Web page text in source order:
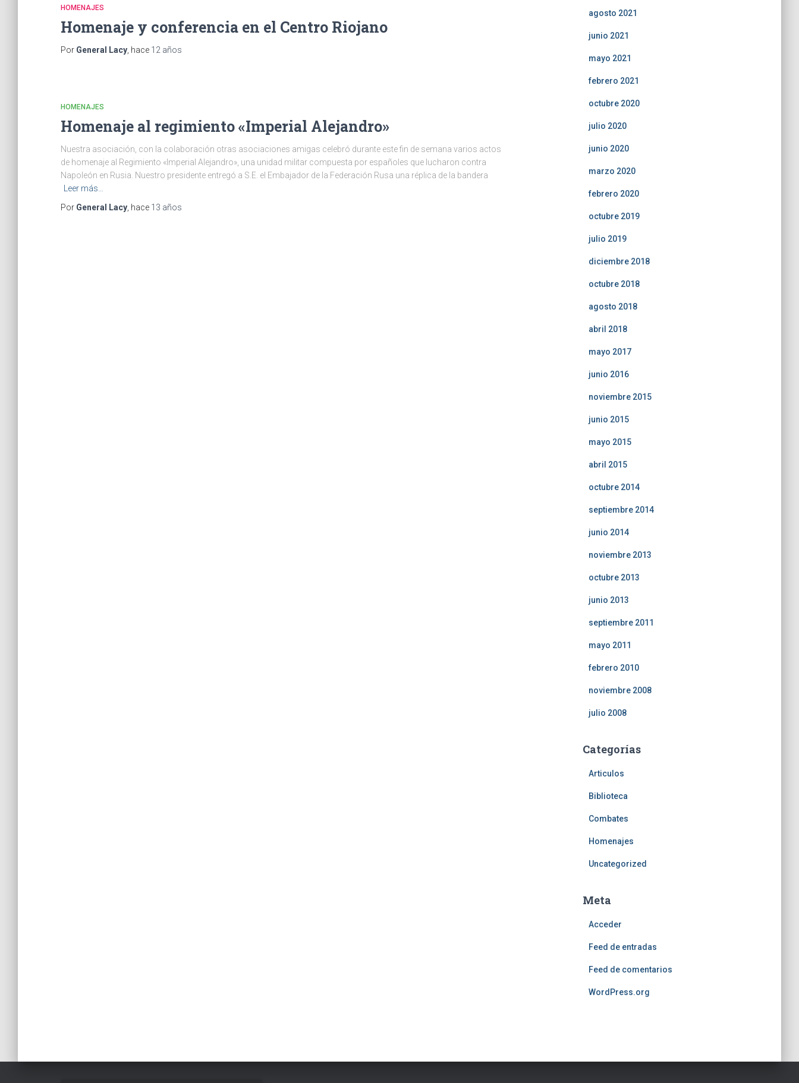
HOMENAJES
Homenaje y conferencia en el Centro Riojano
Por General Lacy , hace 12 años
HOMENAJES
Homenaje al regimiento «Imperial Alejandro»
Nuestra asociación, con la colaboración otras asociaciones amigas celebró durante este fin de semana varios actos
de homenaje al Regimiento «Imperial Alejandro», una unidad militar compuesta por españoles que lucharon contra
Napoleón en Rusia. Nuestro presidente entregó a S.E. el Embajador de la Federación Rusa una réplica de la bandera
Leer más…
Por General Lacy , hace 13 años
agosto 2021
junio 2021
mayo 2021
febrero 2021
octubre 2020
julio 2020
junio 2020
marzo 2020
febrero 2020
octubre 2019
julio 2019
diciembre 2018
octubre 2018
agosto 2018
abril 2018
mayo 2017
junio 2016
noviembre 2015
junio 2015
mayo 2015
abril 2015
octubre 2014
septiembre 2014
junio 2014
noviembre 2013
octubre 2013
junio 2013
septiembre 2011
mayo 2011
febrero 2010
noviembre 2008
julio 2008
Categorías
Articulos
Biblioteca
Combates
Homenajes
Uncategorized
Meta
Acceder
Feed de entradas
Feed de comentarios
WordPress.org